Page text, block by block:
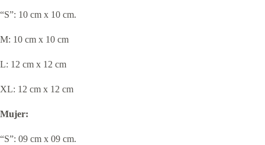
“S”: 10 cm x 10 cm.
M: 10 cm x 10 cm
L: 12 cm x 12 cm
XL: 12 cm x 12 cm
Mujer:
“S”: 09 cm x 09 cm.